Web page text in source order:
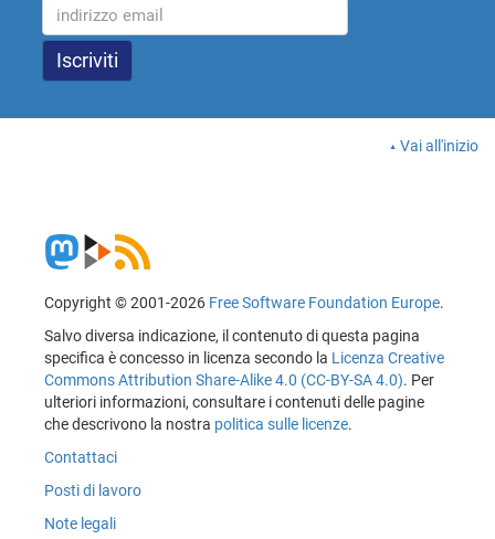
Vai all'inizio
Copyright © 2001-2026 Free Software Foundation Europe.
Salvo diversa indicazione, il contenuto di questa pagina
specifica è concesso in licenza secondo la Licenza Creative
Commons Attribution Share-Alike 4.0 (CC-BY-SA 4.0). Per
ulteriori informazioni, consultare i contenuti delle pagine
che descrivono la nostra politica sulle licenze.
Contattaci
Posti di lavoro
Note legali